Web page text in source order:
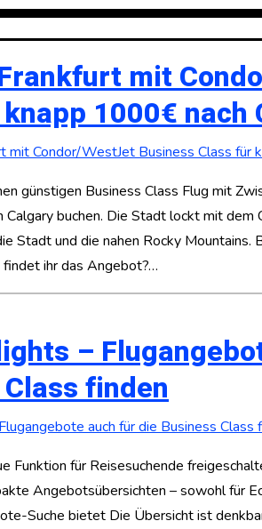
mit
1000€ nach
günstigen Business Class Flug mit
Calgary buchen. Die Stadt lockt mit
Stadt und die nahen Rocky Mountains.
ihr das Angebot?…
–
finden
Funktion für Reisesuchende
Angebotsübersichten – sowohl für
Suche bietet Die Übersicht ist